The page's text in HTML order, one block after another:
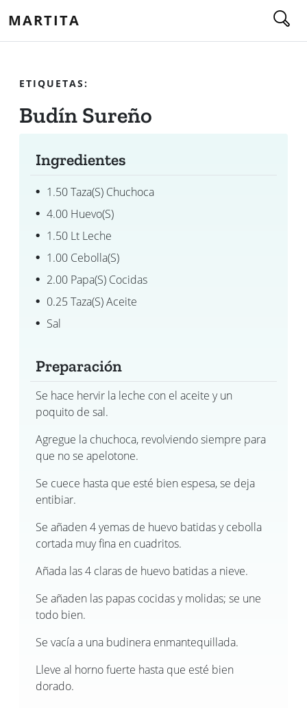
MARTITA
ETIQUETAS:
Budín Sureño
Ingredientes
1.50 Taza(s) Chuchoca
4.00 Huevo(s)
1.50 Lt Leche
1.00 Cebolla(s)
2.00 Papa(s) Cocidas
0.25 Taza(s) Aceite
Sal
Preparación
Se hace hervir la leche con el aceite y un
poquito de sal.
Agregue la chuchoca, revolviendo siempre para
que no se apelotone.
Se cuece hasta que esté bien espesa, se deja
entibiar.
Se añaden 4 yemas de huevo batidas y cebolla
cortada muy fina en cuadritos.
Añada las 4 claras de huevo batidas a nieve.
Se añaden las papas cocidas y molidas; se une
todo bien.
Se vacía a una budinera enmantequillada.
Lleve al horno fuerte hasta que esté bien
dorado.